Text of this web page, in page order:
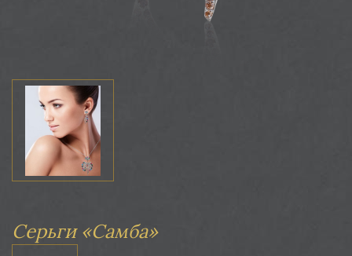
Серьги «Самба»